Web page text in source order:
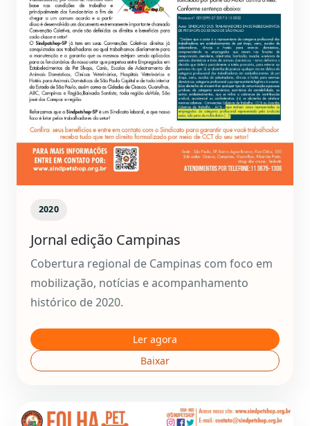
2020
Jornal edição Campinas
Cobertura regional de Campinas com foco em
mobilização, notícias e acompanhamento
histórico de 2020.
Ler agora
Baixar